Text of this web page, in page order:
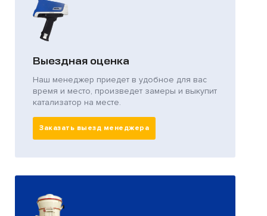
Выездная оценка
Наш менеджер приедет в удобное для вас
время и место, произведет замеры и выкупит
катализатор на месте.
Заказать выезд менеджера